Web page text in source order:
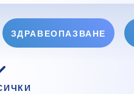
ЗДРАВЕОПАЗВАНЕ